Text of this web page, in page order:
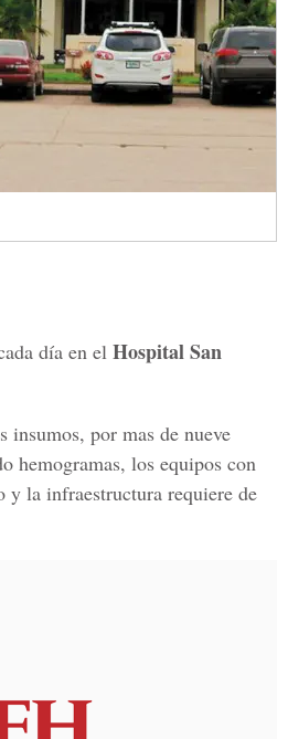
día en el Hospital San
insumos, por mas de nueve
hemogramas, los equipos con
y la infraestructura requiere de